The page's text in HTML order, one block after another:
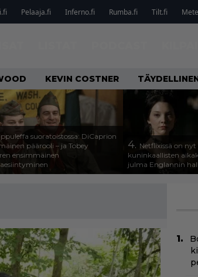
Pelaaja.fi Inferno.fi Rumba.fi Tilt.fi
KEVIN COSTNER
suoratoistossa: DiCaprion
päärooli – ja Tobey
ensimmäinen
4. Netflixissä on
kuninkaallisten
julma Englannin